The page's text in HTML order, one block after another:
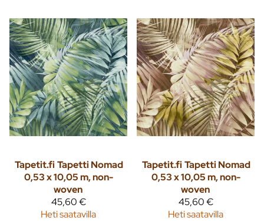
Tapetit.fiTapetti Nomad
0,53 x 10,05 m, non-
woven
45,60 €
Heti saatavilla
Tapetit.fiTapetti Nomad
0,53 x 10,05 m, non-
woven
45,60 €
Heti saatavilla